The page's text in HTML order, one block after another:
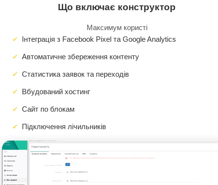
Що включає конструктор
Максимум користі
Інтеграція з Facebook Pixel та Google Analytics
Автоматичне збереження контенту
Статистика заявок та переходів
Вбудований хостинг
Сайт по блокам
Підключення лічильників